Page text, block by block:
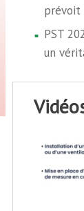
prévoit
PST
un